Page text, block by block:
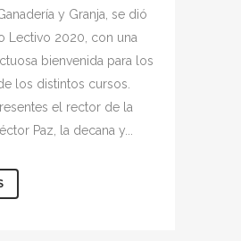
y Granja, se dió
Lectivo 2020, con una
bienvenida para los
los distintos cursos.
el rector de la
Paz, la decana y...